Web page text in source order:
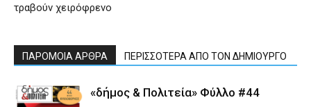
τραβούν χειρόφρενο
ΠΑΡΟΜΟΙΑ ΑΡΘΡΑ ΠΕΡΙΣΣΟΤΕΡΑ ΑΠΟ ΤΟΝ ΔΗΜΙΟΥΡΓΟ
«δήμος & Πολιτεία» Φύλλο #44